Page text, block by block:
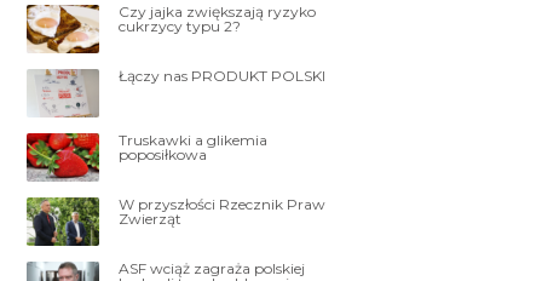
Czy jajka zwiększają ryzyko
cukrzycy typu 2?
Łączy nas PRODUKT POLSKI
Truskawki a glikemia
poposiłkowa
W przyszłości Rzecznik Praw
Zwierząt
ASF wciąż zagraża polskiej